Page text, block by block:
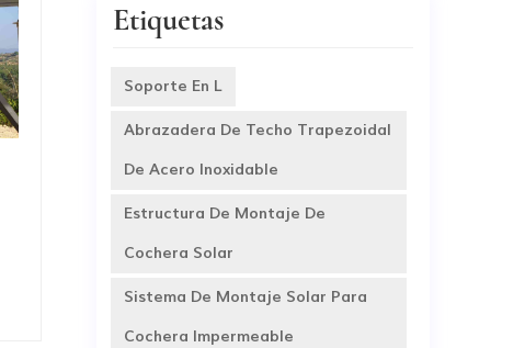
Etiquetas
Soporte En L
Abrazadera De Techo Trapezoidal
De Acero Inoxidable
Estructura De Montaje De
Cochera Solar
Sistema De Montaje Solar Para
Cochera Impermeable